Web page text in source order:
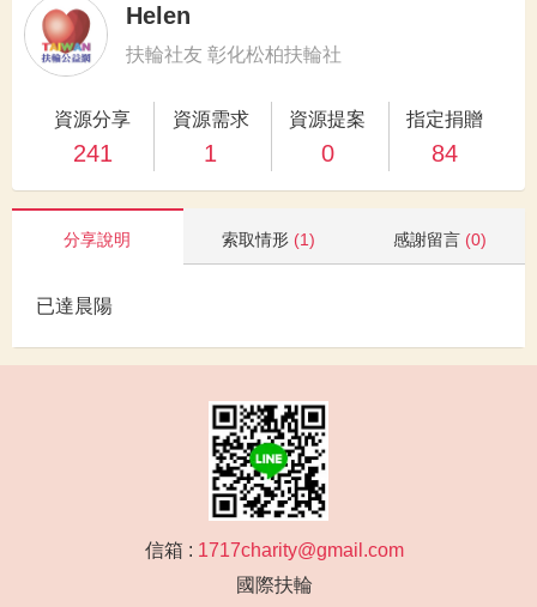
Helen
扶輪社友 彰化松柏扶輪社
資源分享
241
資源需求
1
資源提案
0
指定捐贈
84
分享說明 索取情形 (1) 感謝留言 (0)
已達晨陽
信箱 : 1717charity@gmail.com
國際扶輪